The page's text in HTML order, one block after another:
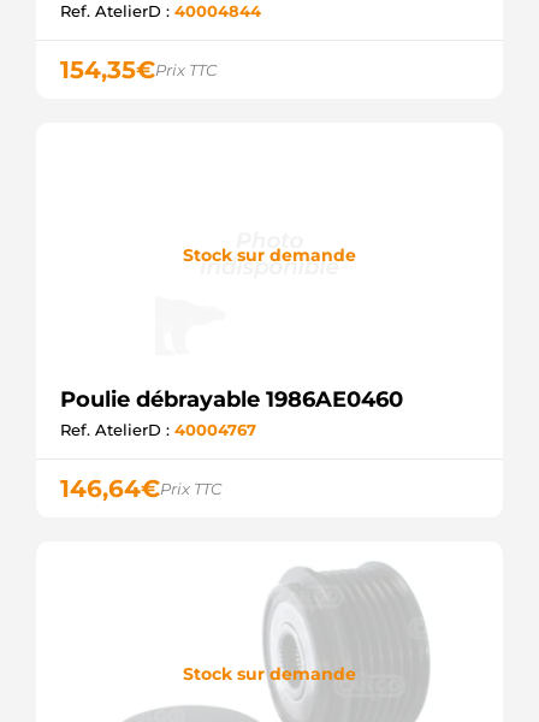
Ref. AtelierD : 40004844
154,35€Prix TTC
Stock sur demande
Poulie débrayable 1986AE0460
Ref. AtelierD : 40004767
146,64€Prix TTC
Stock sur demande